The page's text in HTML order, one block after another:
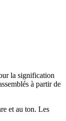
la signification
à partir de
et au ton. Les